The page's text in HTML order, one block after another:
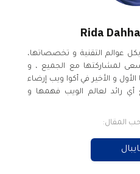
عوالم التقنية و تخصصاتها،
لمشاركتها مع الجميع ، و
و الأخير في أكوا ويب إرضاء
رائد لعالم الويب فهمها و
المقال: